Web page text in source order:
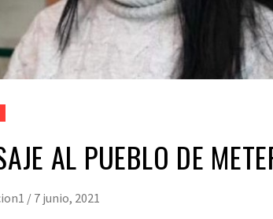
AL PUEBLO DE
/ 7 junio, 2021